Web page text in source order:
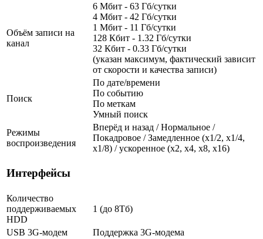
Объём записи на
канал
6 Мбит - 63 Гб/сутки
4 Мбит - 42 Гб/сутки
1 Мбит - 11 Гб/сутки
128 Кбит - 1.32 Гб/сутки
32 Кбит - 0.33 Гб/сутки
(указан максимум, фактический зависит
от скорости и качества записи)
Поиск
По дате/времени
По событию
По меткам
Умный поиск
Режимы
воспроизведения
Вперёд и назад / Нормальное /
Покадровое / Замедленное (х1/2, х1/4,
х1/8) / ускоренное (х2, х4, х8, х16)
Интерфейсы
Количество
поддерживаемых
HDD
1 (до 8Тб)
USB 3G-модем Поддержка 3G-модема